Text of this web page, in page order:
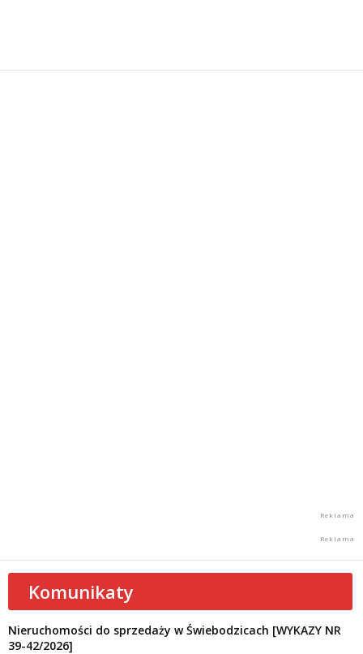
Komunikaty
Nieruchomości do sprzedaży w Świebodzicach [WYKAZY NR
39-42/2026]